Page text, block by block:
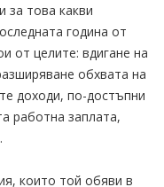
това какви
година от
от целите: вдигане на
обхвата на
доходи, по-достъпни
работна заплата,
които той обяви в